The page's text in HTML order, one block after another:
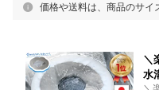
価格や送料は、商品のサイ
＼
水